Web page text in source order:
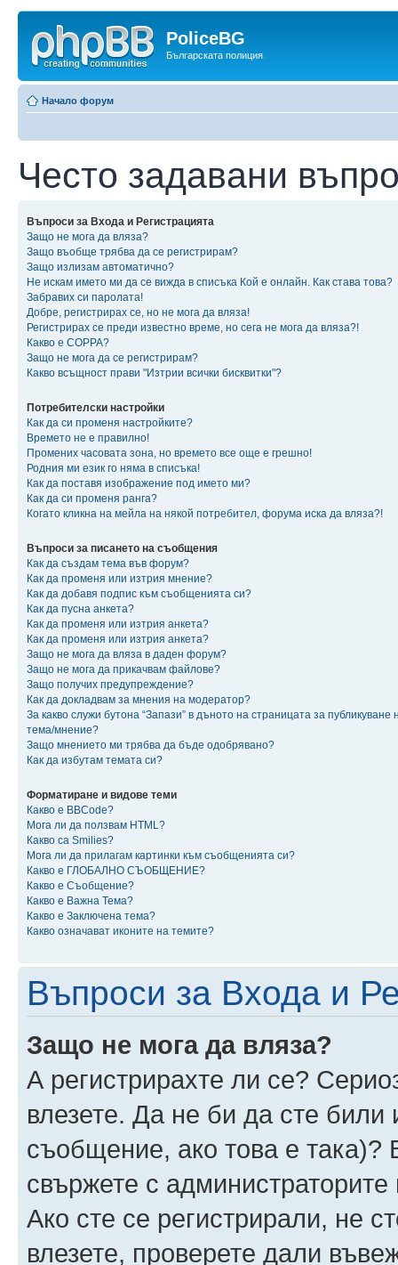
PoliceBG
Българската полиция.
Начало форум
Често задавани
Въпроси за Входа и Регистрацията
Защо не мога да вляза?
Защо въобще трябва да се регистрирам?
Защо излизам автоматично?
Не искам името ми да се вижда в списъка Кой е онлайн. Как става това?
Забравих си паролата!
Добре, регистрирах се, но не мога да вляза!
Регистрирах се преди известно време, но сега не мога да вляза?!
Какво е COPPA?
Защо не мога да се регистрирам?
Какво всъщност прави "Изтрии всички бисквитки"?
Потребителски настройки
Как да си променя настройките?
Времето не е правилно!
Промених часовата зона, но времето все още е грешно!
Родния ми език го няма в списъка!
Как да поставя изображение под името ми?
Как да си променя ранга?
Когато кликна на мейла на някой потребител, форума иска да вляза?!
Въпроси за писането на съобщения
Как да създам тема във форум?
Как да променя или изтрия мнение?
Как да добавя подпис към съобщенията си?
Как да пусна анкета?
Как да променя или изтрия анкета?
Как да променя или изтрия анкета?
Защо не мога да вляза в даден форум?
Защо не мога да прикачвам файлове?
Защо получих предупреждение?
Как да докладвам за мнения на модератор?
За какво служи бутона “Запази” в дъното на страницата за публикуване
тема/мнение?
Защо мнението ми трябва да бъде одобрявано?
Как да избутам темата си?
Форматиране и видове теми
Какво е BBCode?
Мога ли да ползвам HTML?
Какво са Smilies?
Мога ли да прилагам картинки към съобщенията си?
Какво е ГЛОБАЛНО СЪОБЩЕНИЕ?
Какво е Съобщение?
Какво е Важна Тема?
Какво е Заключена тема?
Какво означават иконите на темите?
Въпроси за Входа и
Защо не мога да вляза?
А регистрирахте ли се?
влезете. Да не би да сте
съобщение, ако това е така)?
свържете с
Ако сте се регистрирали, не
влезете, проверете дали